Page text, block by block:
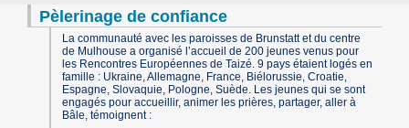
Pèlerinage de confiance
La communauté avec les paroisses de Brunstatt et du centre
de Mulhouse a organisé l’accueil de 200 jeunes venus pour
les Rencontres Européennes de Taizé. 9 pays étaient logés en
famille : Ukraine, Allemagne, France, Biélorussie, Croatie,
Espagne, Slovaquie, Pologne, Suède. Les jeunes qui se sont
engagés pour accueillir, animer les prières, partager, aller à
Bâle, témoignent :